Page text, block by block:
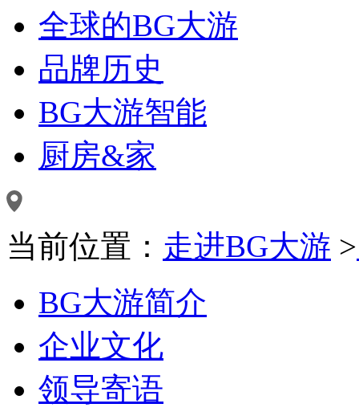
全球的BG大游
品牌历史
BG大游智能
厨房&家
当前位置： 走进BG大游 >
BG大游简介
企业文化
领导寄语